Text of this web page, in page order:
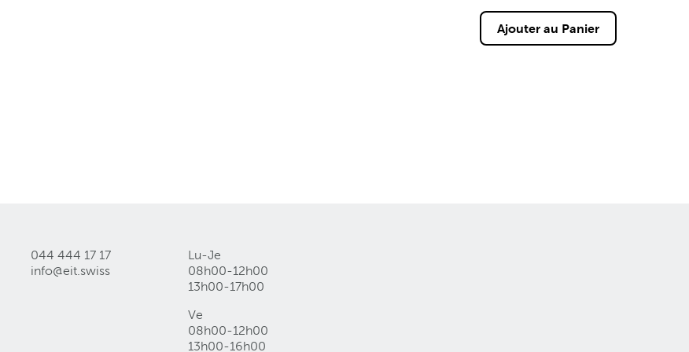
044 444 17 17
info@eit swiss
Lu-Je
08h00-12h00
13h00-17h00
Ve
08h00-12h00
13h00-16h00